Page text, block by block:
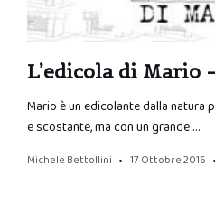
L’edicola di Mario
Mario è un edicolante dalla
e scostante, ma con un grande …
Michele Bettollini 17 Ottobre 2016